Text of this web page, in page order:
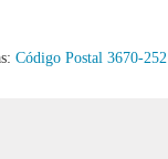
Código Postal 3670-252